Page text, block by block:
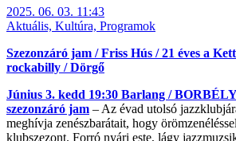
2025. 06. 03. 11:43
Aktuális, Kultúra, Programok
Szezonzáró jam / Friss Hús / 21 éves a
rockabilly / Dörgő
Június 3. kedd 19:30 Barlang /
szezonzáró jam – Az évad utolsó
meghívja zenészbarátait, hogy
klubszezont. Forró nyári este, lágy